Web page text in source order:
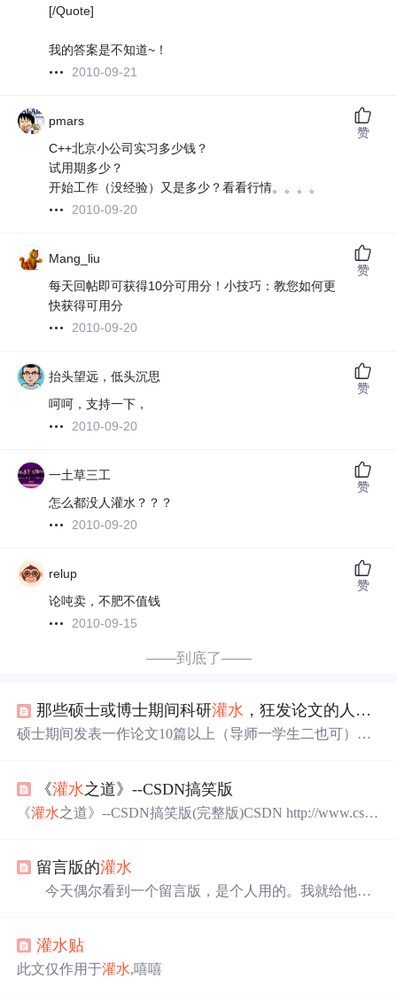
[/Quote]
我的答案是不知道~！
2010-09-21
pmars
C++北京小公司实习多少钱？
试用期多少？
开始工作（没经验）又是多少？看看行情。。。。
2010-09-20
赞
Mang_liu
每天回帖即可获得10分可用分！小技巧：教您如何更
快获得可用分
2010-09-20
赞
抬头望远，低头沉思
呵呵，支持一下，
2010-09-20
赞
一土草三工
怎么都没人灌水？？？
2010-09-20
赞
relup
论吨卖，不肥不值钱
2010-09-15
赞
——到底了——
那些硕士或博士期间科研灌水 ，狂发论文的人后来混怎么样了？
硕士期间发表一作论文10篇以上（导师一学生二也可），
《灌水之道》--CSDN搞笑版
《灌水之道》--CSDN搞笑版(完整版)CSDN http://www.csd
e Silent Void Book 2 -- The Ancient Masters Book 3 -- Desig
留言版的灌水
今天偶尔看到一个留言版，是个人用的。我就给他留
来到那个人的留言版，在Wsockexpert软件中选择留言版的
那个页面，点“open”。在留言版上填上姓名、标题和留言
灌水贴
此文仅作用于灌水,嘻嘻